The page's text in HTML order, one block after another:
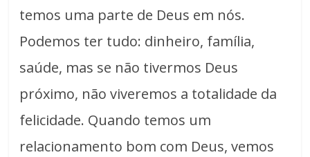
temos uma parte de Deus em nós.
Podemos ter tudo: dinheiro, família,
saúde, mas se não tivermos Deus
próximo, não viveremos a totalidade da
felicidade. Quando temos um
relacionamento bom com Deus, vemos